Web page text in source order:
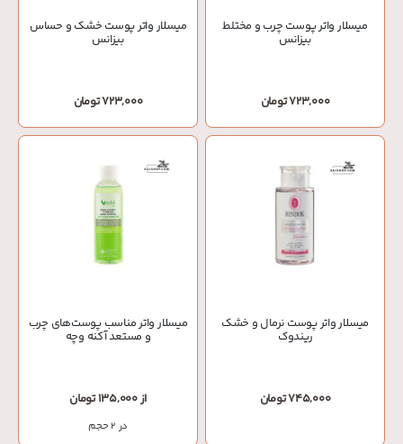
میسلار واتر پوست چرب و مختلط
بیزانس
723,000 تومان
میسلار واتر پوست خشک و حساس
بیزانس
723,000 تومان
میسلار واتر پوست نرمال و خشک
ریندوک
745,000 تومان
میسلار واتر مناسب پوست‌های چرب
و مستعد آکنه وچه
از 135,000 تومان
در 2 حجم